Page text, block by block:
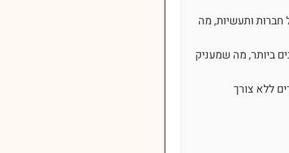
חברות ותעשיות, מה
ביותר, מה שמעניק
ללא צורך